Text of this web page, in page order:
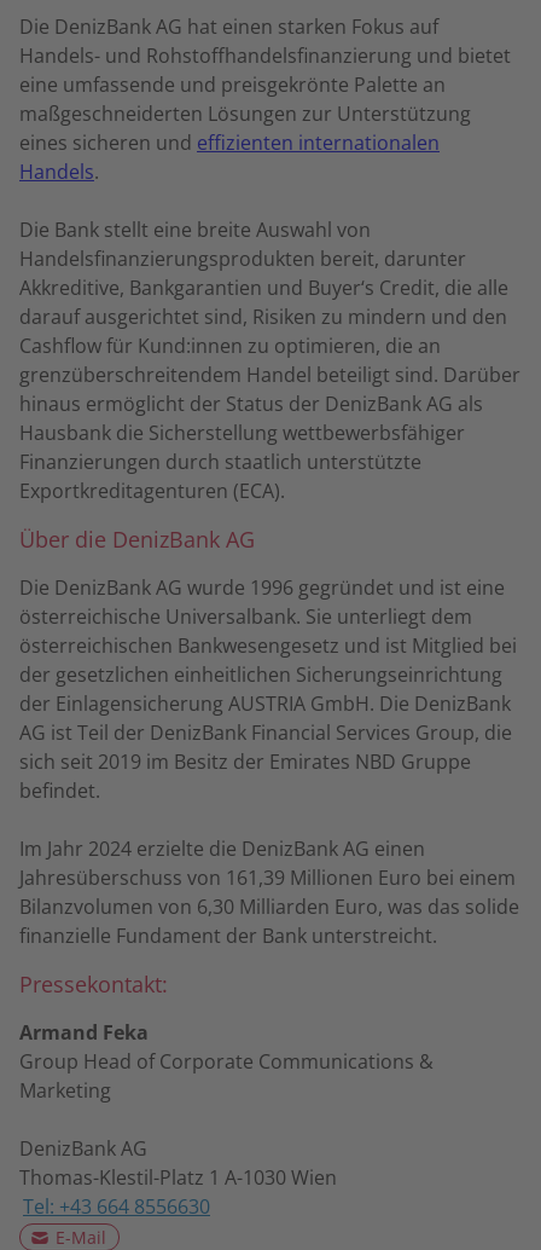
Die DenizBank AG hat einen starken Fokus auf
Handels- und Rohstoffhandelsfinanzierung und bietet
eine umfassende und preisgekrönte Palette an
maßgeschneiderten Lösungen zur Unterstützung
eines sicheren und effizienten internationalen
Handels.
Die Bank stellt eine breite Auswahl von
Handelsfinanzierungsprodukten bereit, darunter
Akkreditive, Bankgarantien und Buyer‘s Credit, die alle
darauf ausgerichtet sind, Risiken zu mindern und den
Cashflow für Kund:innen zu optimieren, die an
grenzüberschreitendem Handel beteiligt sind. Darüber
hinaus ermöglicht der Status der DenizBank AG als
Hausbank die Sicherstellung wettbewerbsfähiger
Finanzierungen durch staatlich unterstützte
Exportkreditagenturen (ECA).
Über die DenizBank AG
Die DenizBank AG wurde 1996 gegründet und ist eine
österreichische Universalbank. Sie unterliegt dem
österreichischen Bankwesengesetz und ist Mitglied bei
der gesetzlichen einheitlichen Sicherungseinrichtung
der Einlagensicherung AUSTRIA GmbH. Die DenizBank
AG ist Teil der DenizBank Financial Services Group, die
sich seit 2019 im Besitz der Emirates NBD Gruppe
befindet.
Im Jahr 2024 erzielte die DenizBank AG einen
Jahresüberschuss von 161,39 Millionen Euro bei einem
Bilanzvolumen von 6,30 Milliarden Euro, was das solide
finanzielle Fundament der Bank unterstreicht.
Pressekontakt:
Armand Feka
Group Head of Corporate Communications &
Marketing
DenizBank AG
Thomas-Klestil-Platz 1 A-1030 Wien
Tel: +43 664 8556630
E-Mail